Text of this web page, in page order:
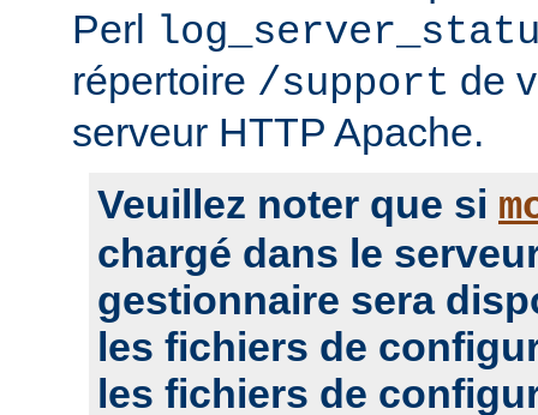
Perl
répertoire /support de
serveur HTTP Apache.
Veuillez noter que si
chargé dans le
gestionnaire sera
les fichiers de
les fichiers de